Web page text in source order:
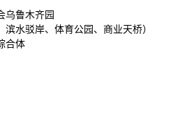
乌鲁木齐园
水驳岸、体育公园、商业天桥）
合体